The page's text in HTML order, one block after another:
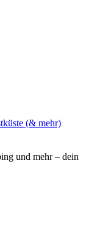
und mehr – dein